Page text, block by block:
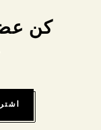
كن